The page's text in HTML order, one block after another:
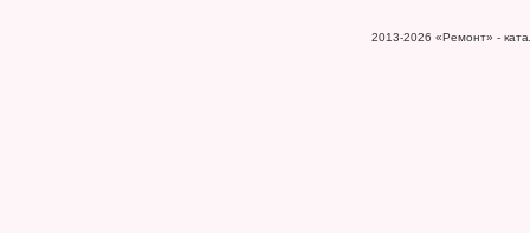
2013-2026 «Ремонт» -